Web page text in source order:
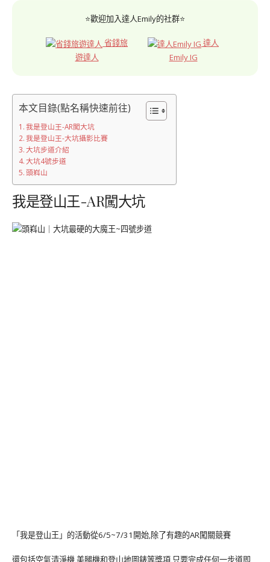
⭐歡迎加入達人Emily的社群⭐
省錢旅
遊達人
達人
Emily IG
本文目錄(點名稱快速前往)
我是登山王-AR闖大坑
我是登山王-大坑攝影比賽
大坑步道介紹
大坑4號步道
頭嵙山
我是登山王-AR闖大坑
「我是登山王」的活動從6/5~7/31開始,除了有趣的AR闖關競賽
還包括空氣清淨機,美腿機和登山地圖錶等獎項,只要完成任何一步道即